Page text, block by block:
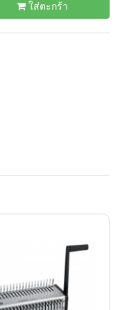
ใส่ตะกร้า